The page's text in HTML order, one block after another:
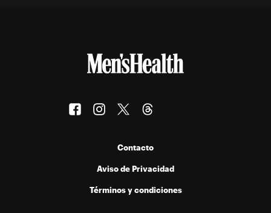
Contacto
Aviso de Privacidad
Términos y condiciones